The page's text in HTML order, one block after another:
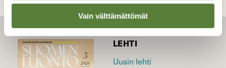
Vain välttämättömät
LEHTI
Uusin lehti